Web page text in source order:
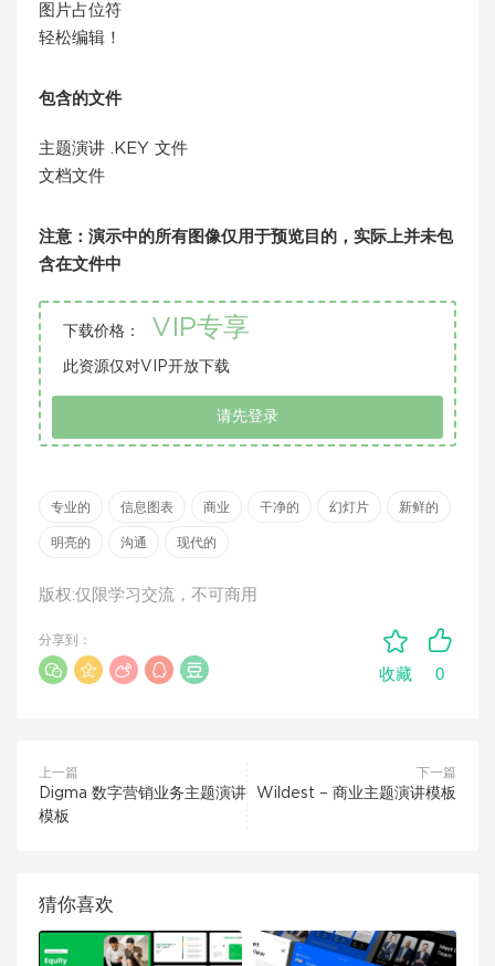
图片占位符
轻松编辑！
包含的文件
主题演讲 .KEY 文件
文档文件
注意：演示中的所有图像仅用于预览目的，实际上并未包
含在文件中
下载价格： VIP专享
此资源仅对VIP开放下载
请先登录
专业的 信息图表 商业 干净的 幻灯片 新鲜的
明亮的 沟通 现代的
版权:仅限学习交流，不可商用
收藏 0
分享到：
上一篇
Digma 数字营销业务主题演讲
模板
下一篇
Wildest – 商业主题演讲模板
猜你喜欢